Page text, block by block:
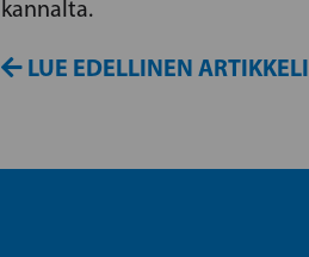
kannalta.
LUE EDELLINEN ARTIKKELI